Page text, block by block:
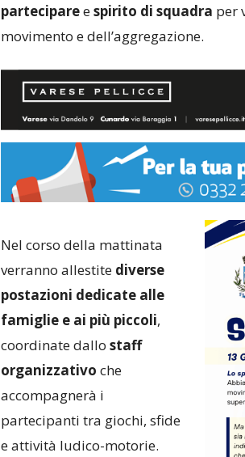
partecipareespirito di squadra per
movimento e dell’aggregazione.
Nel corso della mattinata
verranno allestite diverse
postazioni dedicate alle
famiglie e ai più piccoli,
coordinate dallo staff
organizzativo che
accompagnerà i
partecipanti tra giochi, sfide
e attività ludico-motorie.